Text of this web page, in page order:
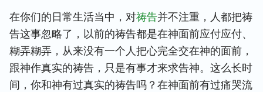
在你们的日常生活当中，对祷告并不注重，人都把祷
告这事忽略了，以前的祷告都是在神面前应付应付、
糊弄糊弄，从来没有一个人把心完全交在神的面前，
跟神作真实的祷告，只是有事才来求告神。这么长时
间，你和神有过真实的祷告吗？在神面前有过痛哭流